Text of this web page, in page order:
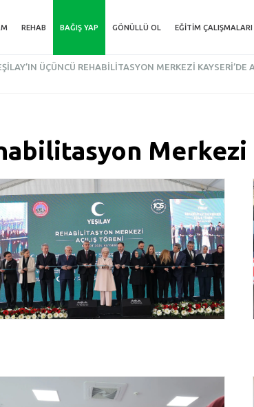
REHAB BAĞIŞ YAP GÖNÜLLÜ OL EĞITIM ÇALIŞMALARI
ÜÇÜNCÜ REHABILITASYON MERKEZI KAYSERI’DE
Merkezi